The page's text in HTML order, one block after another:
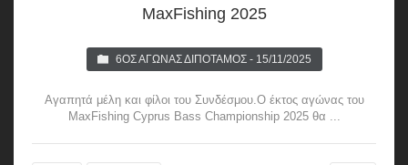
MaxFishing 2025
6ΟΣ ΑΓΏΝΑΣ ΔΙΠΌΤΑΜΟΣ - 15/11/2025
Αγαπητά μέλη και φίλοι του Συνδέσμου.Ο έκτος αγώνας του
MaxFishing Cyprus Bass Championship 2025 θα ...